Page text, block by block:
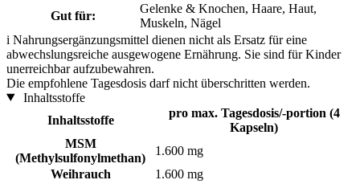
Gut für:
Gelenke & Knochen, Haare, Haut,
Muskeln, Nägel
i Nahrungsergänzungsmittel dienen nicht als Ersatz für eine
abwechslungsreiche ausgewogene Ernährung. Sie sind für Kinder
unerreichbar aufzubewahren.
Die empfohlene Tagesdosis darf nicht überschritten werden.
Inhaltsstoffe
Inhaltsstoffe
pro max. Tagesdosis/-portion (4
Kapseln)
MSM
(Methylsulfonylmethan)
1.600 mg
Weihrauch
1.600 mg